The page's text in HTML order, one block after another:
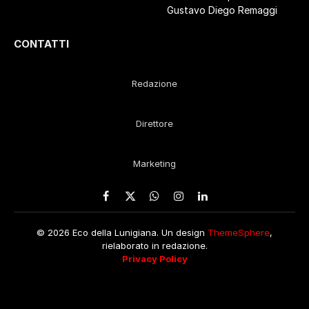
Gustavo Diego Remaggi
CONTATTI
Redazione
Direttore
Marketing
Facebook
X
WhatsApp
Instagram
LinkedIn
© 2026 Eco della Lunigiana. Un design ThemeSphere,
rielaborato in redazione.
Privacy Policy